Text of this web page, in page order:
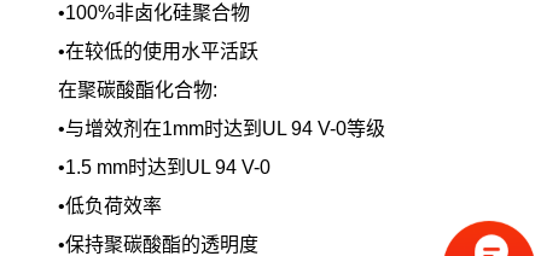
•100%非卤化硅聚合物
•在较低的使用水平活跃
在聚碳酸酯化合物:
•与增效剂在1mm时达到UL 94 V-0等级
•1.5 mm时达到UL 94 V-0
•低负荷效率
•保持聚碳酸酯的透明度